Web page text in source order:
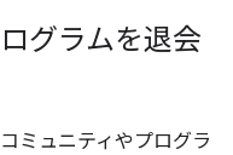
グラムを退会
ミュニティやプログラ